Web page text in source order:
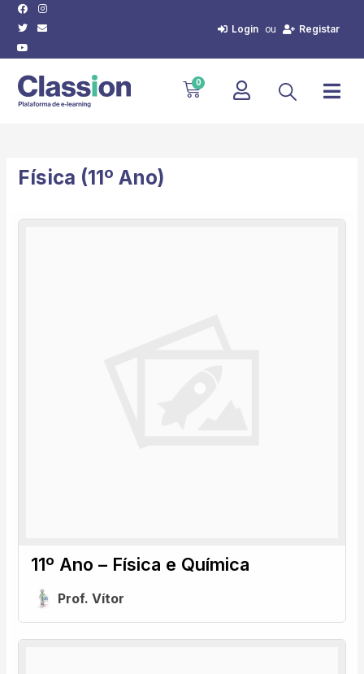
Skip
content
Facebook
Instagram
TwitterEnvelope
Youtube
Login ou Registar
0Cart
Física (11º Ano)
11º Ano – Física e Química
Prof. Vítor